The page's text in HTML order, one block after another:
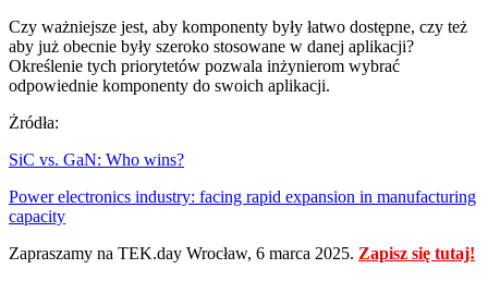
Czy ważniejsze jest, aby komponenty były łatwo dostępne, czy też
aby już obecnie były szeroko stosowane w danej aplikacji?
Określenie tych priorytetów pozwala inżynierom wybrać
odpowiednie komponenty do swoich aplikacji.
Żródła:
SiC vs. GaN: Who wins?
Power electronics industry: facing rapid expansion in manufacturing
capacity
Zapraszamy na TEK.day Wrocław, 6 marca 2025. Zapisz się tutaj!